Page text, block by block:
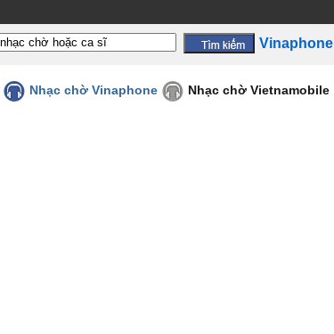
Vinaphone
Nhạc chờ Vinaphone Nhạc chờ Vietnamobile